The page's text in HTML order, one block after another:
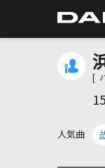
[
人気曲